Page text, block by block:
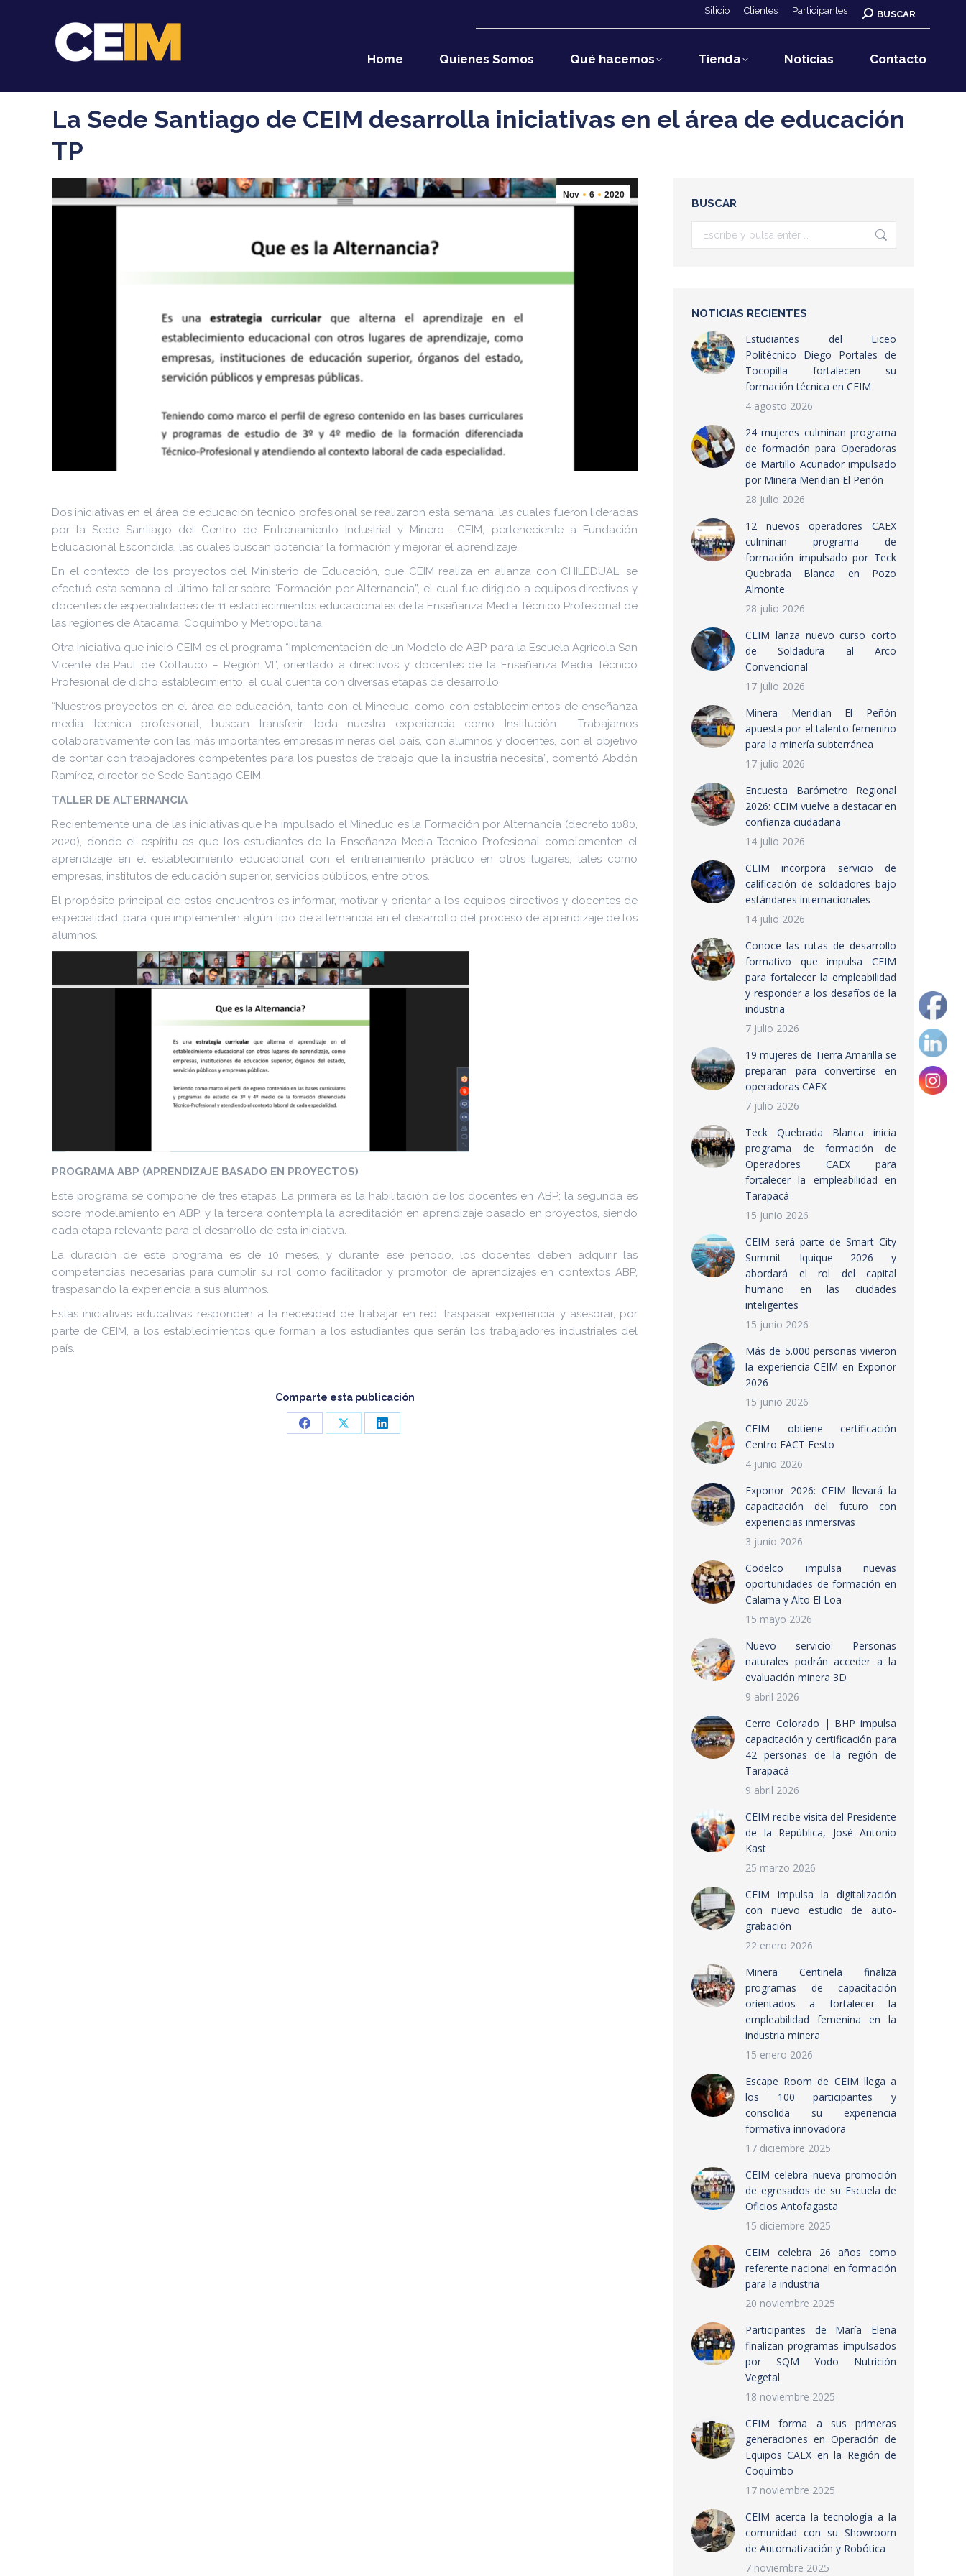
Silicio Clientes Participantes Buscar:
BUSCAR
Home Quienes Somos Qué hacemos Tienda Noticias Contacto
La Sede Santiago de CEIM desarrolla iniciativas en el área de educación
TP
Nov 6 2020
Dos iniciativas en el área de educación técnico profesional se realizaron esta semana, las cuales fueron lideradas
por la Sede Santiago del Centro de Entrenamiento Industrial y Minero –CEIM, perteneciente a Fundación
Educacional Escondida, las cuales buscan potenciar la formación y mejorar el aprendizaje.
En el contexto de los proyectos del Ministerio de Educación, que CEIM realiza en alianza con CHILEDUAL, se
efectuó esta semana el último taller sobre “Formación por Alternancia”, el cual fue dirigido a equipos directivos y
docentes de especialidades de 11 establecimientos educacionales de la Enseñanza Media Técnico Profesional de
las regiones de Atacama, Coquimbo y Metropolitana.
Otra iniciativa que inició CEIM es el programa “Implementación de un Modelo de ABP para la Escuela Agrícola San
Vicente de Paul de Coltauco – Región VI”, orientado a directivos y docentes de la Enseñanza Media Técnico
Profesional de dicho establecimiento, el cual cuenta con diversas etapas de desarrollo.
“Nuestros proyectos en el área de educación, tanto con el Mineduc, como con establecimientos de enseñanza
media técnica profesional, buscan transferir toda nuestra experiencia como Institución. Trabajamos
colaborativamente con las más importantes empresas mineras del país, con alumnos y docentes, con el objetivo
de contar con trabajadores competentes para los puestos de trabajo que la industria necesita”, comentó Abdón
Ramírez, director de Sede Santiago CEIM.
TALLER DE ALTERNANCIA
Recientemente una de las iniciativas que ha impulsado el Mineduc es la Formación por Alternancia (decreto 1080,
2020), donde el espíritu es que los estudiantes de la Enseñanza Media Técnico Profesional complementen el
aprendizaje en el establecimiento educacional con el entrenamiento práctico en otros lugares, tales como
empresas, institutos de educación superior, servicios públicos, entre otros.
El propósito principal de estos encuentros es informar, motivar y orientar a los equipos directivos y docentes de
especialidad, para que implementen algún tipo de alternancia en el desarrollo del proceso de aprendizaje de los
alumnos.
PROGRAMA ABP (APRENDIZAJE BASADO EN PROYECTOS)
Este programa se compone de tres etapas. La primera es la habilitación de los docentes en ABP; la segunda es
sobre modelamiento en ABP; y la tercera contempla la acreditación en aprendizaje basado en proyectos, siendo
cada etapa relevante para el desarrollo de esta iniciativa.
La duración de este programa es de 10 meses, y durante ese periodo, los docentes deben adquirir las
competencias necesarias para cumplir su rol como facilitador y promotor de aprendizajes en contextos ABP,
traspasando la experiencia a sus alumnos.
Estas iniciativas educativas responden a la necesidad de trabajar en red, traspasar experiencia y asesorar, por
parte de CEIM, a los establecimientos que forman a los estudiantes que serán los trabajadores industriales del
país.
Comparte esta publicación
Share
Share
Share
BUSCAR
Buscar:
NOTICIAS RECIENTES
Estudiantes del Liceo
Politécnico Diego Portales de
Tocopilla fortalecen su
formación técnica en CEIM
4 agosto 2026
24 mujeres culminan programa
de formación para Operadoras
de Martillo Acuñador impulsado
por Minera Meridian El Peñón
28 julio 2026
12 nuevos operadores CAEX
culminan programa de
formación impulsado por Teck
Quebrada Blanca en Pozo
Almonte
28 julio 2026
CEIM lanza nuevo curso corto
de Soldadura al Arco
Convencional
17 julio 2026
Minera Meridian El Peñón
apuesta por el talento femenino
para la minería subterránea
17 julio 2026
Encuesta Barómetro Regional
2026: CEIM vuelve a destacar en
confianza ciudadana
14 julio 2026
CEIM incorpora servicio de
calificación de soldadores bajo
estándares internacionales
14 julio 2026
Conoce las rutas de desarrollo
formativo que impulsa CEIM
para fortalecer la empleabilidad
y responder a los desafíos de la
industria
7 julio 2026
19 mujeres de Tierra Amarilla se
preparan para convertirse en
operadoras CAEX
7 julio 2026
Teck Quebrada Blanca inicia
programa de formación de
Operadores CAEX para
fortalecer la empleabilidad en
Tarapacá
15 junio 2026
CEIM será parte de Smart City
Summit Iquique 2026 y
abordará el rol del capital
humano en las ciudades
inteligentes
15 junio 2026
Más de 5.000 personas vivieron
la experiencia CEIM en Exponor
2026
15 junio 2026
CEIM obtiene certificación
Centro FACT Festo
4 junio 2026
Exponor 2026: CEIM llevará la
capacitación del futuro con
experiencias inmersivas
3 junio 2026
Codelco impulsa nuevas
oportunidades de formación en
Calama y Alto El Loa
15 mayo 2026
Nuevo servicio: Personas
naturales podrán acceder a la
evaluación minera 3D
9 abril 2026
Cerro Colorado | BHP impulsa
capacitación y certificación para
42 personas de la región de
Tarapacá
9 abril 2026
CEIM recibe visita del Presidente
de la República, José Antonio
Kast
25 marzo 2026
CEIM impulsa la digitalización
con nuevo estudio de auto-
grabación
22 enero 2026
Minera Centinela finaliza
programas de capacitación
orientados a fortalecer la
empleabilidad femenina en la
industria minera
15 enero 2026
Escape Room de CEIM llega a
los 100 participantes y
consolida su experiencia
formativa innovadora
17 diciembre 2025
CEIM celebra nueva promoción
de egresados de su Escuela de
Oficios Antofagasta
15 diciembre 2025
CEIM celebra 26 años como
referente nacional en formación
para la industria
20 noviembre 2025
Participantes de María Elena
finalizan programas impulsados
por SQM Yodo Nutrición
Vegetal
18 noviembre 2025
CEIM forma a sus primeras
generaciones en Operación de
Equipos CAEX en la Región de
Coquimbo
17 noviembre 2025
CEIM acerca la tecnología a la
comunidad con su Showroom
de Automatización y Robótica
7 noviembre 2025